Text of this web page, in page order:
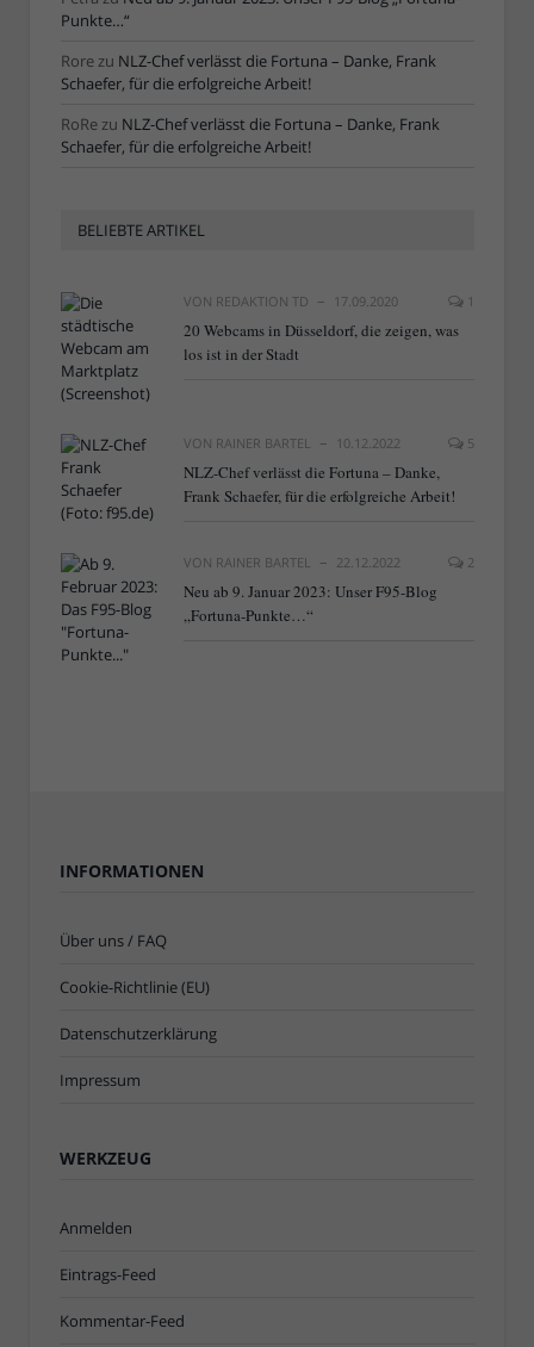
Punkte…“
Rorezu NLZ-Chef verlässt die Fortuna – Danke, Frank
Schaefer, für die erfolgreiche Arbeit!
RoRezu NLZ-Chef verlässt die Fortuna – Danke, Frank
Schaefer, für die erfolgreiche Arbeit!
BELIEBTE ARTIKEL
VON REDAKTION TD 17.09.2020 1
20 Webcams in Düsseldorf, die zeigen, was
los ist in der Stadt
VON RAINER BARTEL 10.12.2022 5
NLZ-Chef verlässt die Fortuna – Danke,
Frank Schaefer, für die erfolgreiche Arbeit!
VON RAINER BARTEL 22.12.2022 2
Neu ab 9. Januar 2023: Unser F95-Blog
„Fortuna-Punkte…“
INFORMATIONEN
Über uns / FAQ
Cookie-Richtlinie (EU)
Datenschutzerklärung
Impressum
WERKZEUG
Anmelden
Eintrags-Feed
Kommentar-Feed